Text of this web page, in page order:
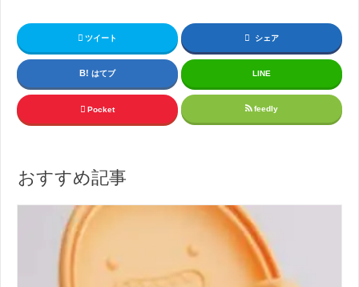
ツイート シェア
はてブ LINE
Pocket feedly
おすすめ記事